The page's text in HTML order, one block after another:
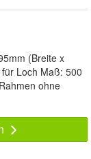
(Breite x
Loch Maß: 500
ohne